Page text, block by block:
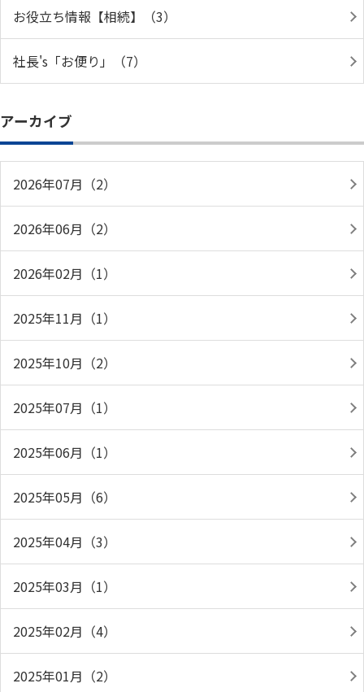
お役立ち情報【相続】（3）
社長's「お便り」（7）
アーカイブ
2026年07月（2）
2026年06月（2）
2026年02月（1）
2025年11月（1）
2025年10月（2）
2025年07月（1）
2025年06月（1）
2025年05月（6）
2025年04月（3）
2025年03月（1）
2025年02月（4）
2025年01月（2）